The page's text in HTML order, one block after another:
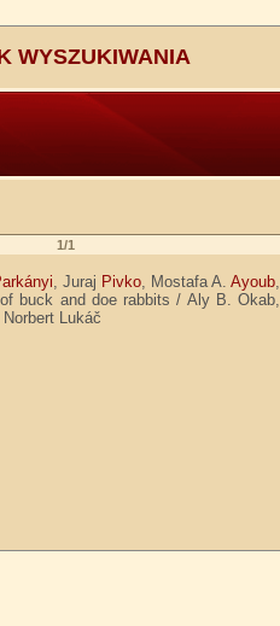
WYSZUKIWANIA
1/1
, Juraj Pivko, Mostafa A.Ayoub
buck and doe rabbits / Aly B.
Lukáč